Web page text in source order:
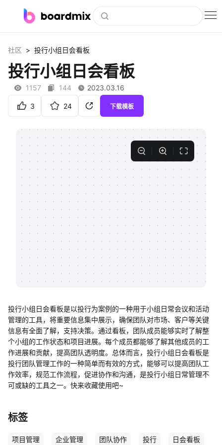
社区资源
下载
客户案例
帮助中心
知识分享社区
社区 > 投行小组日会看板
投行小组日会看板
1157 144 2023.03.16
3 24 下载模板
投行小组日会看板是以投行为案例的一种用于小组日常会议和活动
管理的工具，将重要信息集中展示，确保团队对市场、客户等关键
信息有全面了解，支持决策。通过看板，团队成员能够实时了解整
个小组的工作状态和项目进展。每个成员都能够了解其他成员的工
作进展和贡献，提高团队透明度。总体而言，投行小组日会看板是
投行团队管理工作的一种简单而有效的方式，能够可以提高团队工
作效率，规范工作流程，促进协作和沟通，是投行小组日常管理不
可或缺的工具之一。快来收藏使用吧~
标签
项目管理 企业管理 团队协作 投行 日会看板